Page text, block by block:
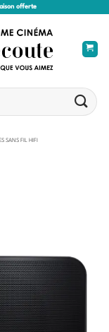
offerte
SANS FIL HIFI